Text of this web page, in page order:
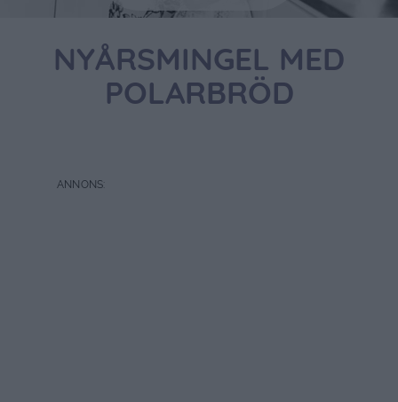
NYÅRSMINGEL MED
POLARBRÖD